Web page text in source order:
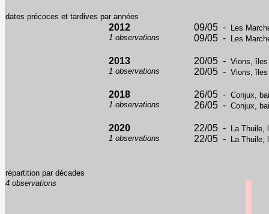
dates précoces et tardives par années
2012
1 observations
09/05 - Les
09/05 - Les
2013
1 observations
20/05 - Vions,
20/05 - Vions,
2018
1 observations
26/05 - Conjux,
26/05 - Conjux,
2020
1 observations
22/05 - La Thuile,
22/05 - La Thuile,
répartition par décades
4 observations